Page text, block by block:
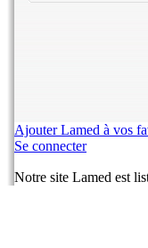
Ajouter Lamed à vos
Se connecter
Notre site Lamed est